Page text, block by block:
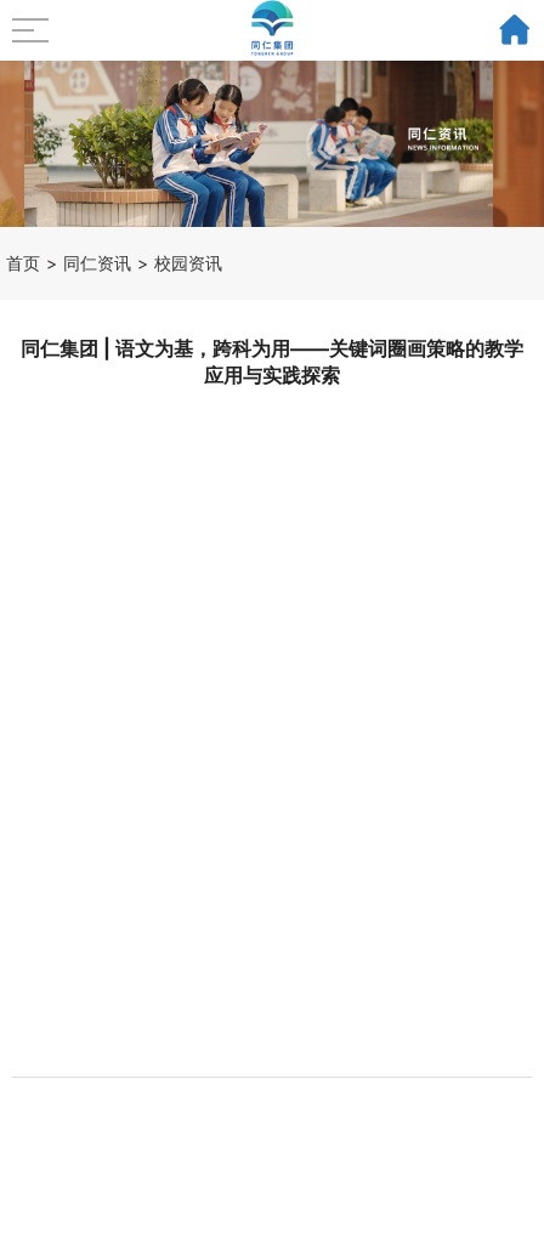
首页 > 同仁资讯 > 校园资讯
领导关怀
校园资讯
集团动态
专题活动
同仁集团 | 语文为基，跨科为用——关键词圈画策略的教学
应用与实践探索